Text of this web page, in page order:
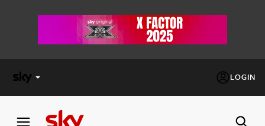
LOGIN
FACTOR